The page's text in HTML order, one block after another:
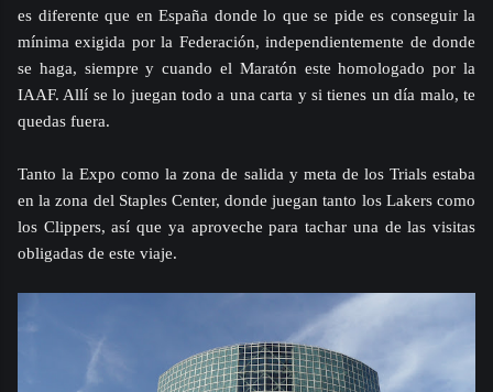
es diferente que en España donde lo que se pide es conseguir la
mínima exigida por la Federación, independientemente de donde
se haga, siempre y cuando el Maratón este homologado por la
IAAF. Allí se lo juegan todo a una carta y si tienes un día malo, te
quedas fuera.
Tanto la Expo como la zona de salida y meta de los Trials estaba
en la zona del Staples Center, donde juegan tanto los Lakers como
los Clippers, así que ya aproveche para tachar una de las visitas
obligadas de este viaje.